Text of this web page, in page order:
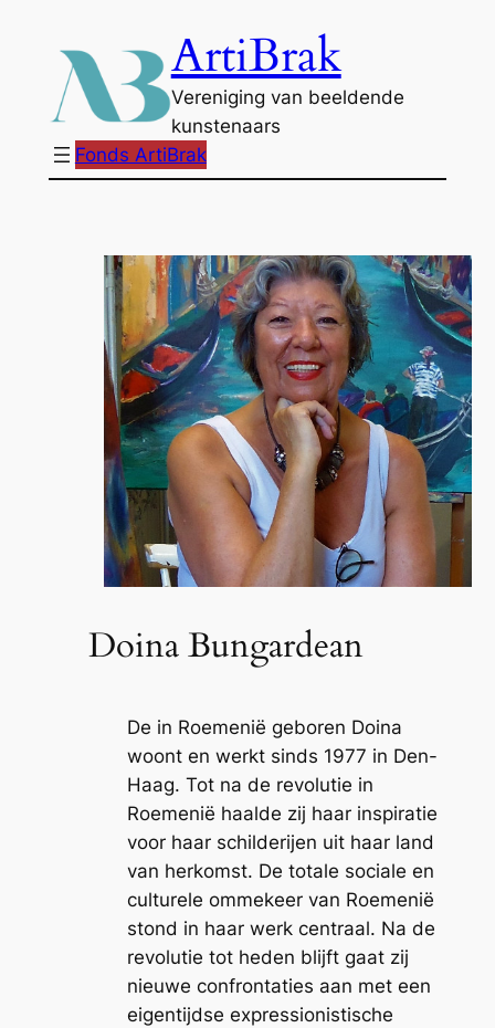
inhoud
ArtiBrak
Vereniging van beeldende
kunstenaars
Fonds ArtiBrak
Doina Bungardean
De in Roemenië geboren Doina
woont en werkt sinds 1977 in Den-
Haag. Tot na de revolutie in
Roemenië haalde zij haar inspiratie
voor haar schilderijen uit haar land
van herkomst. De totale sociale en
culturele ommekeer van Roemenië
stond in haar werk centraal. Na de
revolutie tot heden blijft gaat zij
nieuwe confrontaties aan met een
eigentijdse expressionistische